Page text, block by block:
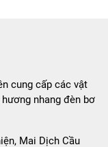
cung cấp các vật
nhang đèn bơ
Mai Dịch Cầu